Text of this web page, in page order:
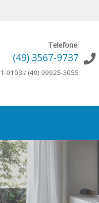
Telefone:
(49) 3567-9737
0103 / (49) 99925-3055